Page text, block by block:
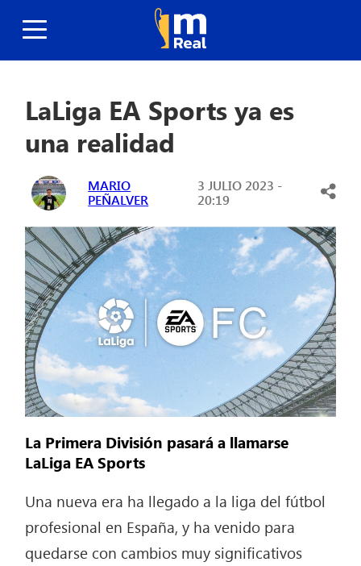
LaLiga EA Sports ya es
una realidad
MARIO
PEÑALVER
3 JULIO 2023 -
20:19
La Primera División pasará a llamarse
LaLiga EA Sports
Una nueva era ha llegado a la liga del fútbol
profesional en España, y ha venido para
quedarse con cambios muy significativos